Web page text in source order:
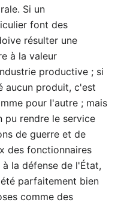
Si un
font des
résulter une
à la valeur
productive ; si
aucun produit, c'est
pour l'autre ; mais
pu rendre le service
de guerre et de
des fonctionnaires
la défense de l'État,
parfaitement bien
comme des